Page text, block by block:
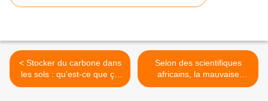
< Stocker du carbone dans
les sols : qu'est-ce que ça
rapporte ? Combien ça
Selon des scientifiques
africains, la mauvaise
presse et des allégations